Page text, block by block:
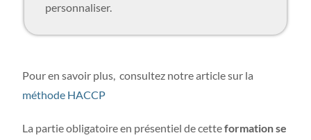
personnaliser.
Pour en savoir plus, consultez notre article sur la
méthode HACCP
La partie obligatoire en présentiel de cetteformation se